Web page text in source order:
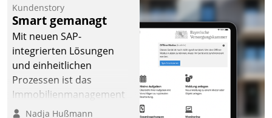
Kundenstory
Smart gemanagt
Mit neuen SAP-
integrierten Lösungen
und einheitlichen
Prozessen ist das
Immobilienmanagement
der Bayerischen
Nadja Hußmann